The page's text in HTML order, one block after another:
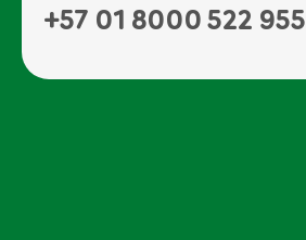
+57 01 8000 522 955